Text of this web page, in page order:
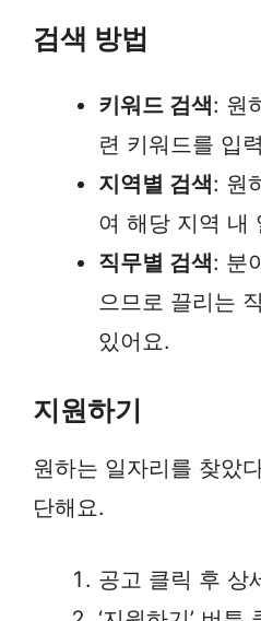
검색 방법
키워드 검색: 원
련 키워드를 입력
지역별 검색: 원
여 해당 지역 내
직무별 검색: 분
으므로 끌리는
있어요.
지원하기
원하는 일자리를 찾았
단해요.
공고 클릭 후 상